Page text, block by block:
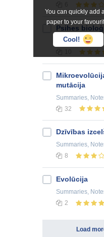
You can quickly add
paper to your
Cool!
Psihes
Summaries, Notes
mutācija
Summaries,
32
Dzīvības
Summaries,
8
Evolūcija
Summaries,
2
Load